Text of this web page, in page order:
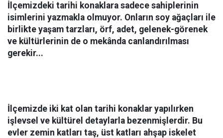
İlçemizdeki tarihi konaklara sadece sahiplerinin
isimlerini yazmakla olmuyor. Onların soy ağaçları ile
birlikte yaşam tarzları, örf, adet, gelenek-görenek
ve kültürlerinin de o mekânda canlandırılması
gerekir...
İlçemizde iki kat olan tarihi konaklar yapılırken
işlevsel ve kültürel detaylarla bezenmişlerdir. Bu
evler zemin katları taş, üst katları ahşap iskelet